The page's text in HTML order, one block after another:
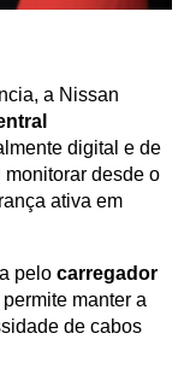
a Nissan
digital e de
desde o
ativa em
pelo carregador
permite manter a
de cabos